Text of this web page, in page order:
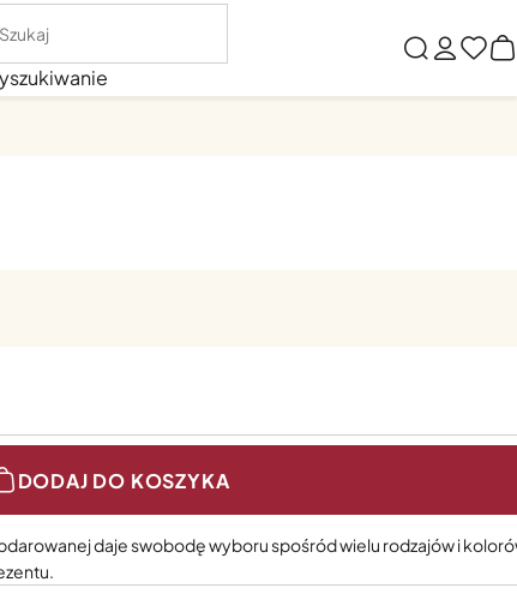
DODAJ DO KOSZYKA
daje swobodę wyboru spośród wielu rodzajów i